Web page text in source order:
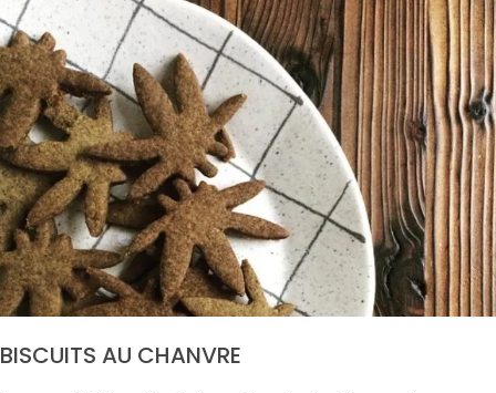
BISCUITS AU CHANVRE